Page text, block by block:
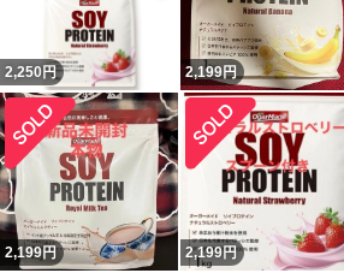
2,250 円 2,199円
2,199円 2,199円